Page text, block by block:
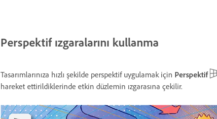
Perspektif ızgaralarını kullanma
Tasarımlarınıza hızlı şekilde perspektif uygulamak için Perspektif
hareket ettirildiklerinde etkin düzlemin ızgarasına çekilir.